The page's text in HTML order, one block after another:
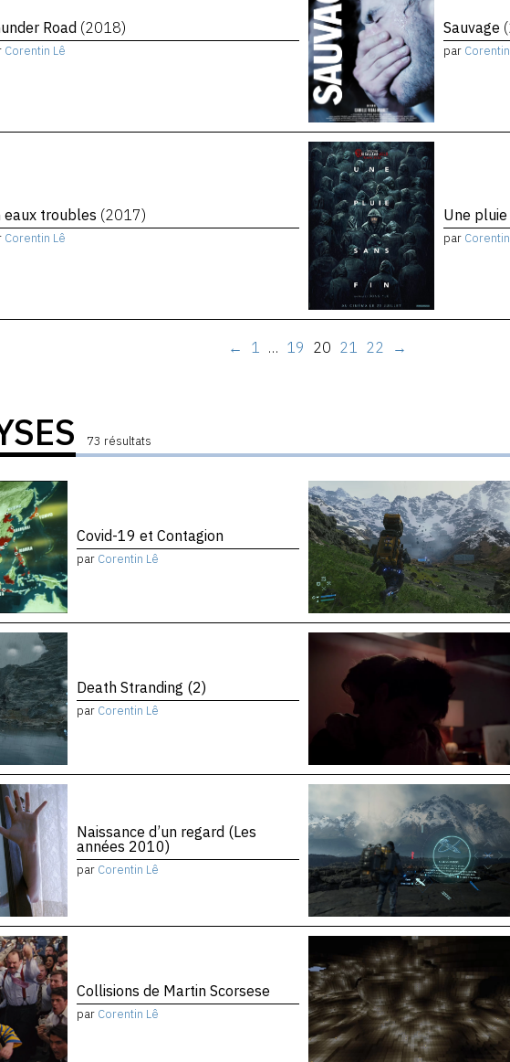
Road (2018)
Corentin Lê
Sauvage
par
eaux troubles (2017)
Corentin Lê
Une
par
← 1 … 19 20 21 22 →
73 résultats
Covid-19 et Contagion
par Corentin Lê
Death Stranding (2)
par Corentin Lê
Naissance d’un regard (Les
années 2010)
par Corentin Lê
Collisions de Martin Scorsese
par Corentin Lê